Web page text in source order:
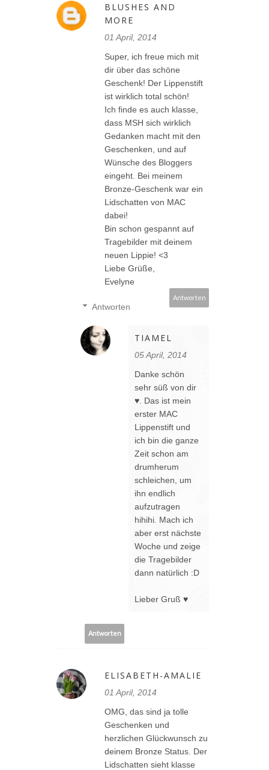
BLUSHES AND
MORE
01 April, 2014
Super, ich freue mich mit
dir über das schöne
Geschenk! Der Lippenstift
ist wirklich total schön!
Ich finde es auch klasse,
dass MSH sich wirklich
Gedanken macht mit den
Geschenken, und auf
Wünsche des Bloggers
eingeht. Bei meinem
Bronze-Geschenk war ein
Lidschatten von MAC
dabei!
Bin schon gespannt auf
Tragebilder mit deinem
neuen Lippie! <3
Liebe Grüße,
Evelyne
Antworten
Antworten
TIAMEL
05 April, 2014
Danke schön
sehr süß von dir
♥. Das ist mein
erster MAC
Lippenstift und
ich bin die ganze
Zeit schon am
drumherum
schleichen, um
ihn endlich
aufzutragen
hihihi. Mach ich
aber erst nächste
Woche und zeige
die Tragebilder
dann natürlich :D
Lieber Gruß ♥
Antworten
ELISABETH-AMALIE
01 April, 2014
OMG, das sind ja tolle
Geschenken und
herzlichen Glückwunsch zu
deinem Bronze Status. Der
Lidschatten sieht klasse